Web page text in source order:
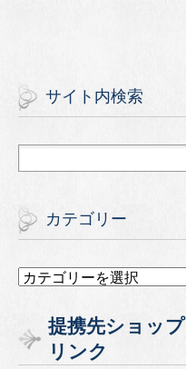
サイト内検索
カテゴリー
カ
リ
ー
提携先ショップ
リンク